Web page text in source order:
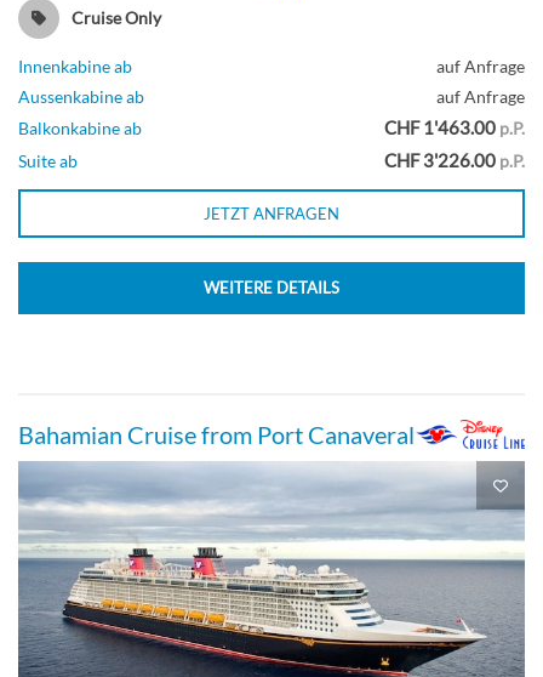
Cruise Only
Innenkabine ab
auf Anfrage
Aussenkabine ab
auf Anfrage
Balkonkabine ab
CHF 1'463.00 p.P.
Suite ab
CHF 3'226.00 p.P.
JETZT ANFRAGEN
WEITERE DETAILS
Bahamian Cruise from Port Canaveral